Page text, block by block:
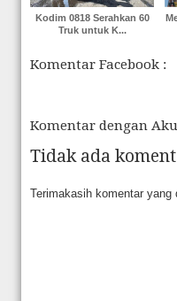
Kodim 0818 Serahkan 60
Truk untuk K...
Komentar Facebook :
Komentar dengan
Tidak ada
Terimakasih komentar yang